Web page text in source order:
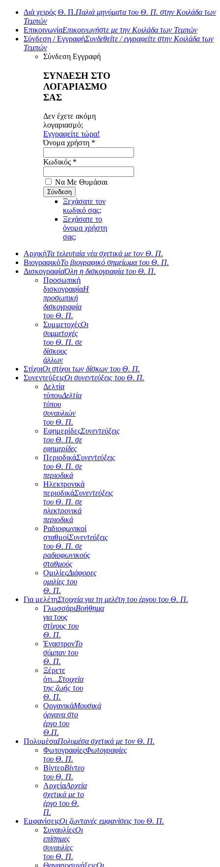
Διά χειρός Θ. Π.Παλιά μηνύματα του Θ. Π. στην Κοιλάδα των
Τεμπών
ΕπικοινωνίαΕπικοινωνήστε με την Κοιλάδα των Τεμπών
Σύνδεση / ΕγγραφήΣυνδεθείτε / εγγραφείτε στην Κοιλάδα των
Τεμπών
Σύνδεση Εγγραφή
ΣΥΝΔΕΣΗ ΣΤΟ
ΛΟΓΑΡΙΑΣΜΟ
ΣΑΣ
Δεν έχετε ακόμη
λογαριασμό;
Εγγραφείτε τώρα!
Όνομα χρήστη *
Κωδικός *
Να Με Θυμάσαι
Ξεχάσατε τον
κωδικό σας;
Ξεχάσατε το
όνομα χρήστη
σας;
ΑρχικήΤα τελευταία νέα σχετικά με τον Θ. Π.
ΒιογραφικόΤο βιογραφικό σημείωμα του Θ. Π.
ΔισκογραφίαΌλη η δισκογραφία του Θ. Π.
Προσωπική
δισκογραφίαΗ
προσωπική
δισκογραφία
του Θ. Π.
ΣυμμετοχέςΟι
συμμετοχές
του Θ. Π. σε
δίσκους
άλλων
ΣτίχοιΟι στίχοι των δίσκων του Θ. Π.
ΣυνεντεύξειςΟι συνεντεύξεις του Θ. Π.
Δελτία
τύπουΔελτία
τύπου
συναυλιών
του Θ. Π.
ΕφημερίδεςΣυνεντεύξεις
του Θ. Π. σε
εφημερίδες
ΠεριοδικάΣυνεντεύξεις
του Θ. Π. σε
περιοδικά
Ηλεκτρονικά
περιοδικάΣυνεντεύξεις
του Θ. Π. σε
ηλεκτρονικά
περιοδικά
Ραδιοφωνικοί
σταθμοίΣυνεντεύξεις
του Θ. Π. σε
ραδιοφωνικούς
σταθμούς
ΟμιλίεςΔιάφορες
ομιλίες του
Θ. Π.
Για μελέτηΣτοιχεία για τη μελέτη του έργου του Θ. Π.
ΓλωσσάριΒοήθημα
για τους
στίχους του
Θ. Π.
ΈναστρονΤο
σύμπαν του
Θ. Π.
Ξέρετε
ότι...Στοιχεία
της ζωής του
Θ. Π.
ΟργανικάΜουσικά
όργανα στο
έργο του
Θ.Π.
ΠολυμέσαΠολυμέσα σχετικά με τον Θ. Π.
ΦωτογραφίεςΦωτογραφίες
του Θ. Π.
ΒίντεοΒίντεο
του Θ. Π.
ΑρχείαΑρχεία
σχετικά με το
έργο του Θ.
Π.
ΕμφανίσειςΟι ζωντανές εμφανίσεις του Θ. Π.
ΣυναυλίεςΟι
επίσημες
συναυλίες
του Θ. Π.